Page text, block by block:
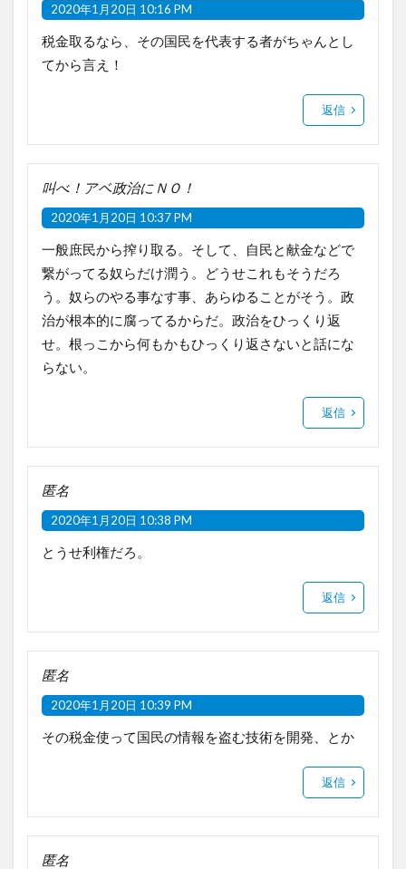
2020年1月20日 10:16 PM
税金取るなら、その国民を代表する者がちゃんとし
てから言え！
返信
叫べ！アベ政治にＮＯ！
2020年1月20日 10:37 PM
一般庶民から搾り取る。そして、自民と献金などで
繋がってる奴らだけ潤う。どうせこれもそうだろ
う。奴らのやる事なす事、あらゆることがそう。政
治が根本的に腐ってるからだ。政治をひっくり返
せ。根っこから何もかもひっくり返さないと話にな
らない。
返信
匿名
2020年1月20日 10:38 PM
とうせ利権だろ。
返信
匿名
2020年1月20日 10:39 PM
その税金使って国民の情報を盗む技術を開発、とか
返信
匿名